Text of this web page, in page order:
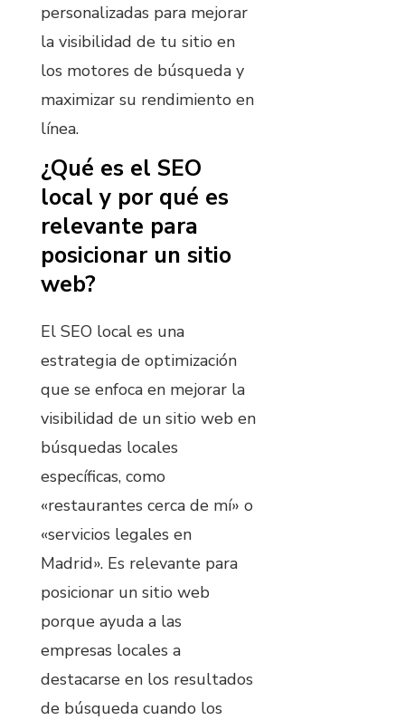
personalizadas para mejorar
la visibilidad de tu sitio en
los motores de búsqueda y
maximizar su rendimiento en
línea.
¿Qué es el SEO
local y por qué es
relevante para
posicionar un sitio
web?
El SEO local es una
estrategia de optimización
que se enfoca en mejorar la
visibilidad de un sitio web en
búsquedas locales
específicas, como
«restaurantes cerca de mí» o
«servicios legales en
Madrid». Es relevante para
posicionar un sitio web
porque ayuda a las
empresas locales a
destacarse en los resultados
de búsqueda cuando los